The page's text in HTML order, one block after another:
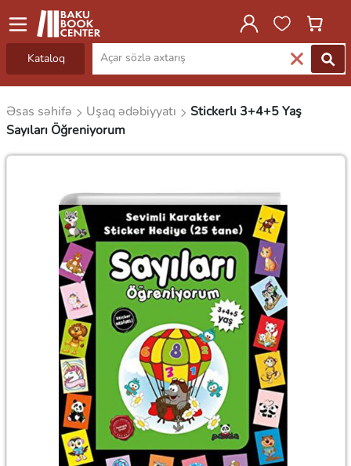
Kataloq
Əsas səhifə Uşaq ədəbiyyatı
Stickerlı 3+4+5 Yaş
Sayıları Öğreniyorum